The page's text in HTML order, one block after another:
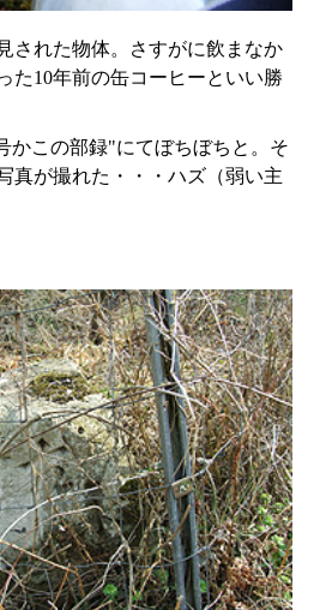
された物体。さすがに飲まなか
た10年前の缶コーヒーといい勝
かこの部録"にてぼちぼちと。そ
真が撮れた・・・ハズ（弱い主